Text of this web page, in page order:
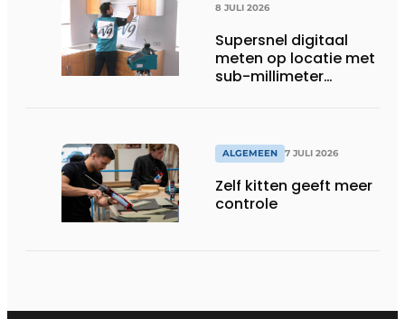
8 JULI 2026
Supersnel digitaal
meten op locatie met
sub-millimeter
ALGEMEEN 7 JULI 2026
Zelf kitten geeft meer
controle